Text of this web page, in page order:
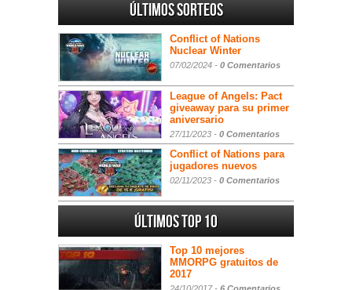
Últimos sorteos
Conflict of Nations
Nuclear Winter
07/02/2024 - 0 Comentarios
League of Angels: Pact
giveaway para su primer
aniversario
27/11/2023 - 0 Comentarios
Conflict of Nations para
jugadores nuevos
02/11/2023 - 0 Comentarios
Últimos Top 10
Top 10 mejores
MMORPG gratuitos de
2017